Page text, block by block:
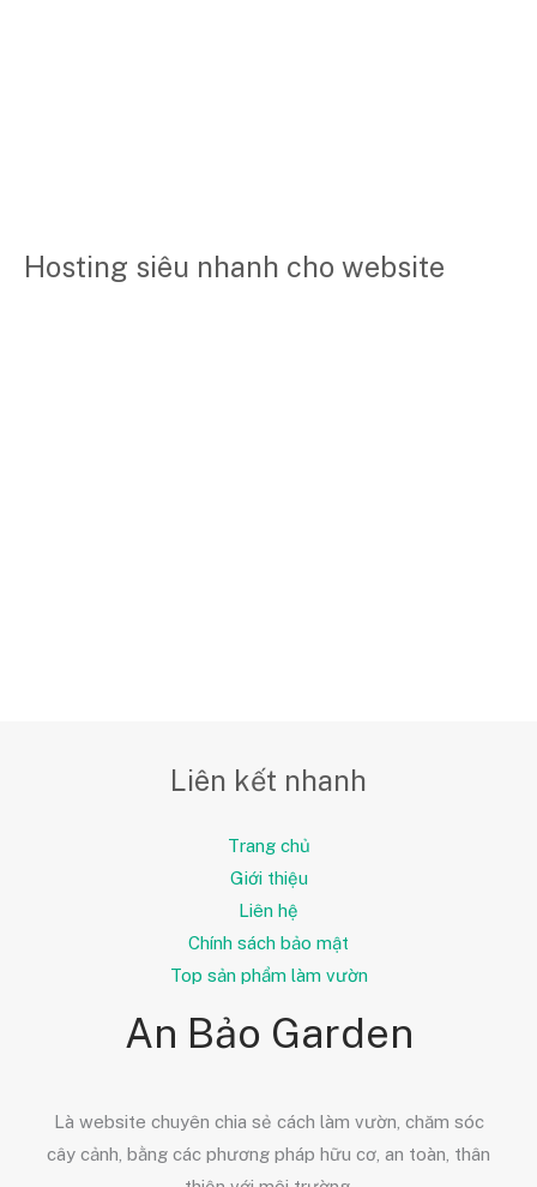
Hosting siêu nhanh cho website
Liên kết nhanh
Trang chủ
Giới thiệu
Liên hệ
Chính sách bảo mật
Top sản phẩm làm vườn
An Bảo Garden
Là website chuyên chia sẻ cách làm vườn, chăm sóc
cây cảnh, bằng các phương pháp hữu cơ, an toàn, thân